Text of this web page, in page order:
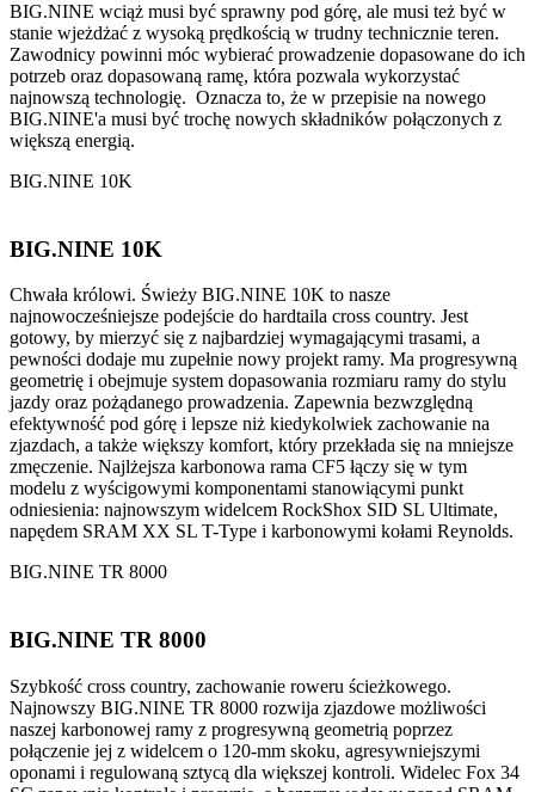
BIG.NINE wciąż musi być sprawny pod górę, ale musi też być w
stanie wjeżdżać z wysoką prędkością w trudny technicznie teren.
Zawodnicy powinni móc wybierać prowadzenie dopasowane do ich
potrzeb oraz dopasowaną ramę, która pozwala wykorzystać
najnowszą technologię. Oznacza to, że w przepisie na nowego
BIG.NINE'a musi być trochę nowych składników połączonych z
większą energią.
BIG.NINE 10K
BIG.NINE 10K
Chwała królowi. Świeży BIG.NINE 10K to nasze
najnowocześniejsze podejście do hardtaila cross country. Jest
gotowy, by mierzyć się z najbardziej wymagającymi trasami, a
pewności dodaje mu zupełnie nowy projekt ramy. Ma progresywną
geometrię i obejmuje system dopasowania rozmiaru ramy do stylu
jazdy oraz pożądanego prowadzenia. Zapewnia bezwzględną
efektywność pod górę i lepsze niż kiedykolwiek zachowanie na
zjazdach, a także większy komfort, który przekłada się na mniejsze
zmęczenie. Najlżejsza karbonowa rama CF5 łączy się w tym
modelu z wyścigowymi komponentami stanowiącymi punkt
odniesienia: najnowszym widelcem RockShox SID SL Ultimate,
napędem SRAM XX SL T-Type i karbonowymi kołami Reynolds.
BIG.NINE TR 8000
BIG.NINE TR 8000
Szybkość cross country, zachowanie roweru ścieżkowego.
Najnowszy BIG.NINE TR 8000 rozwija zjazdowe możliwości
naszej karbonowej ramy z progresywną geometrią poprzez
połączenie jej z widelcem o 120-mm skoku, agresywniejszymi
oponami i regulowaną sztycą dla większej kontroli. Widelec Fox 34